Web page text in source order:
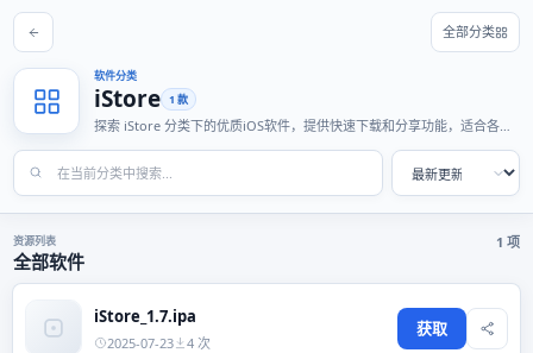
全部分类
软件分类
iStore 1 款
探索 iStore 分类下的优质iOS软件，提供快速下载和分享功能，适合各种
资源列表
全部软件
1 项
iStore_1.7.ipa
2025-07-23 4 次
获取